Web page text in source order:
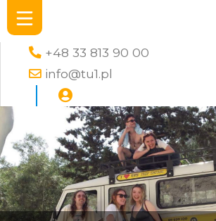
+48 33 813 90 00
info@tu1.pl